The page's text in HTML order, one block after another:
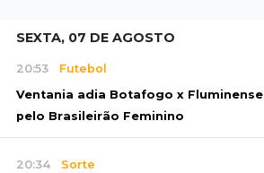
SEXTA, 07 DE AGOSTO
20:53 Futebol
Ventania adia Botafogo x Fluminense
pelo Brasileirão Feminino
20:34 Sorte